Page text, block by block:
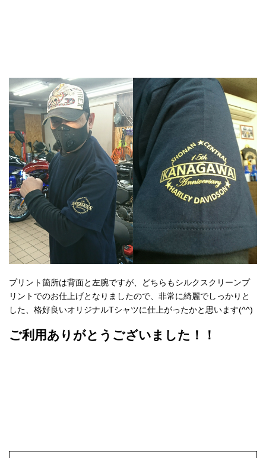
プリント箇所は背面と左腕ですが、どちらもシルクスクリーンプ
リントでのお仕上げとなりましたので、非常に綺麗でしっかりと
した、格好良いオリジナルTシャツに仕上がったかと思います(^^)
ご利用ありがとうございました！！